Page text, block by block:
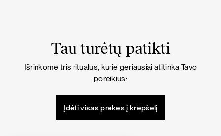
Tau turėtų patikti
Išrinkome tris ritualus, kurie geriausiai atitinka Tavo
poreikius:
Įdėti visas prekes į krepšelį